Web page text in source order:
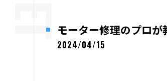
モーター修理のプロ
2024/04/15